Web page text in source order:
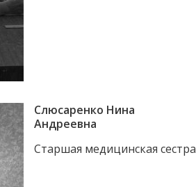
Слюсаренко Нина
Андреевна
Старшая медицинская сестра